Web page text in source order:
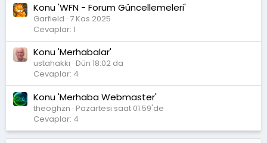
Konu 'WFN - Forum Güncellemeleri'
Garfield 7 Kas 2025
Cevaplar: 1
Konu 'Merhabalar'
ustahakkı Dün 18:02 da
Cevaplar: 4
Konu 'Merhaba Webmaster'
theoghzn Pazartesi saat 01:59'de
Cevaplar: 4